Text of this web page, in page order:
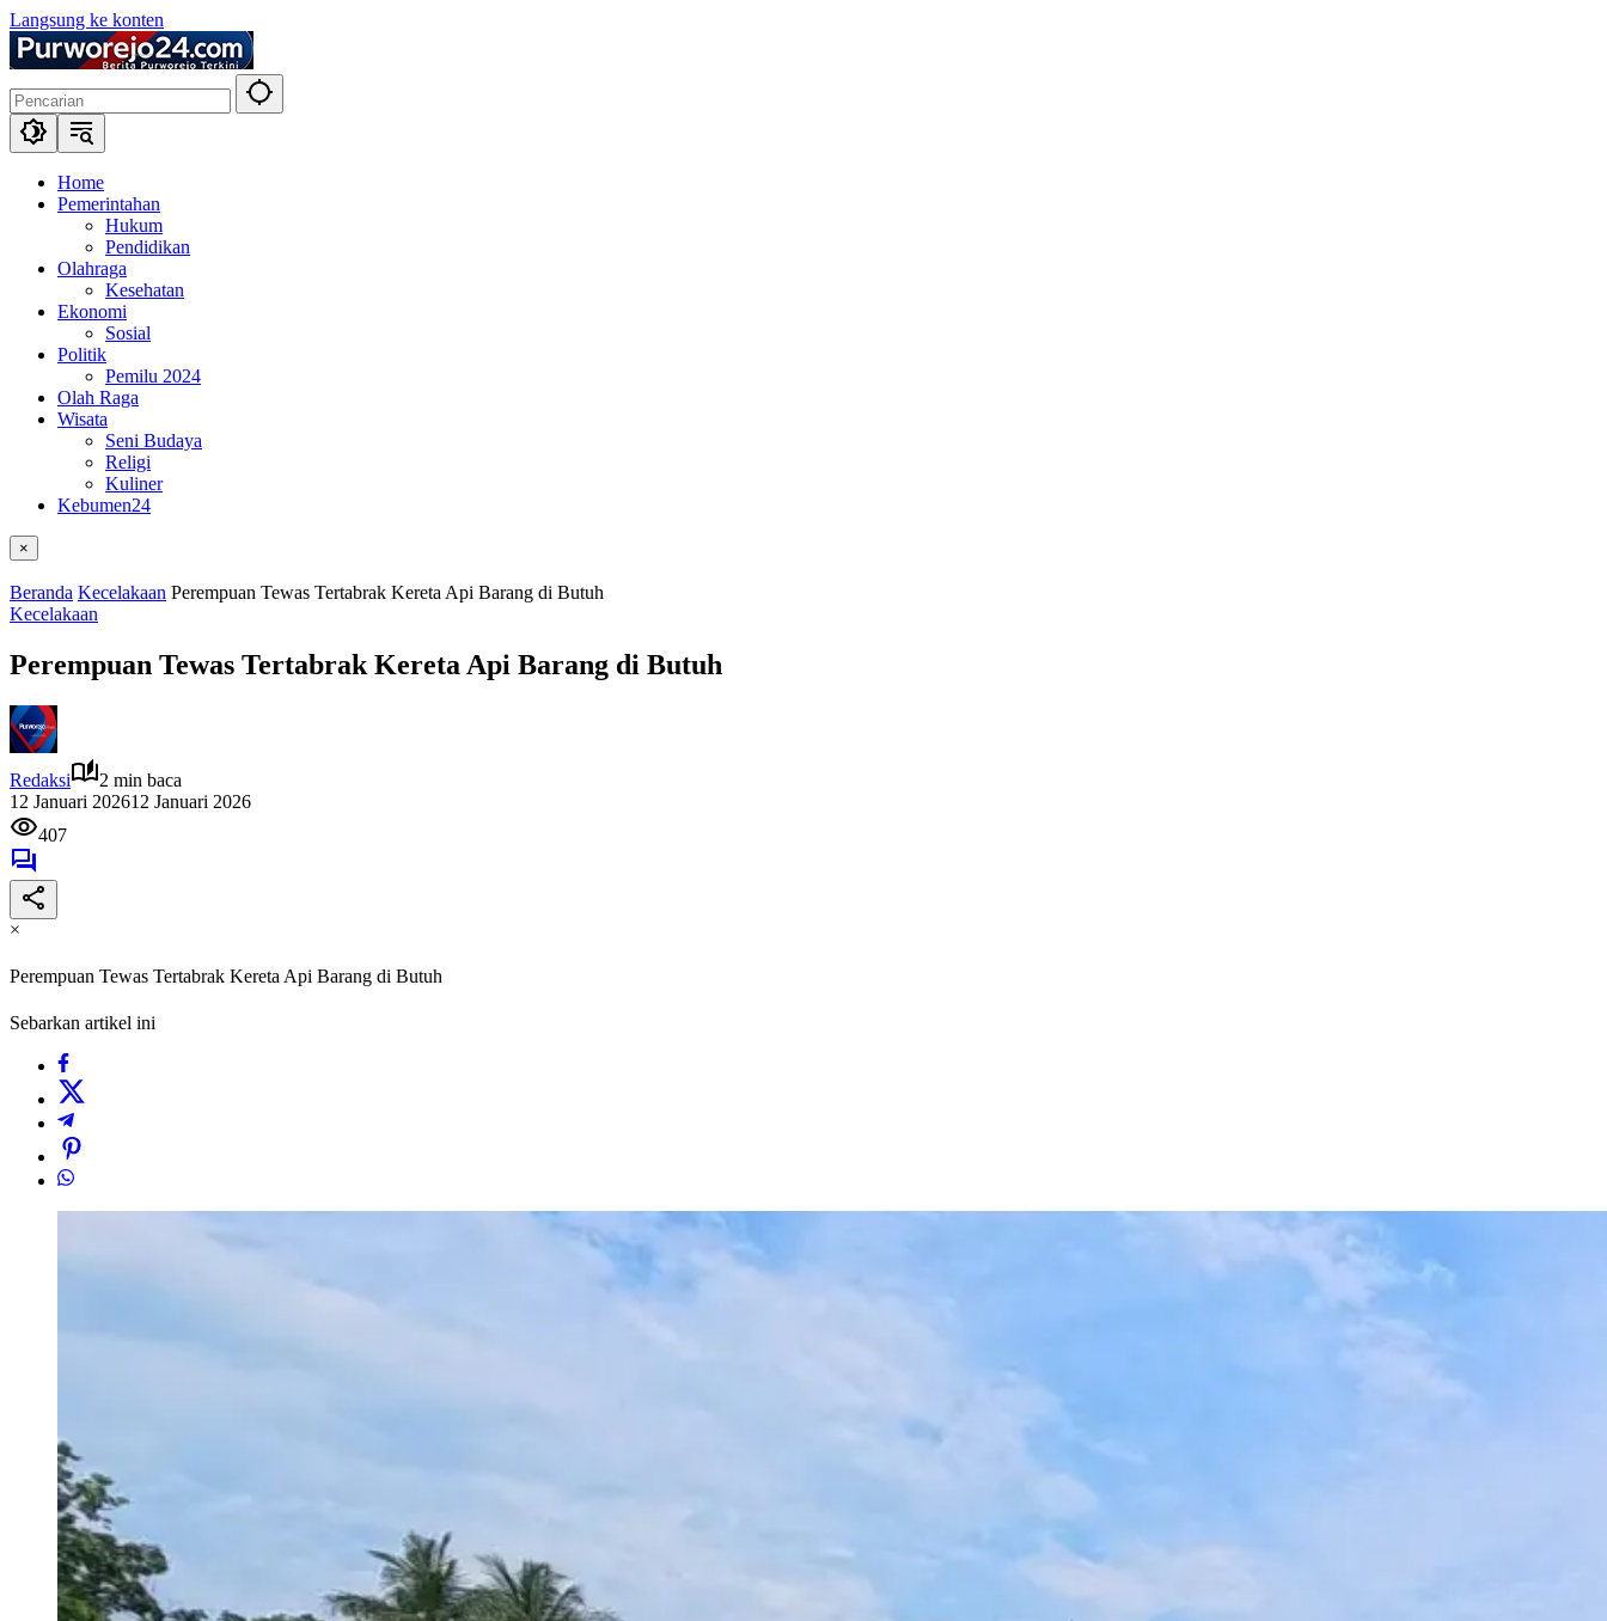
Langsung ke konten
Home
Pemerintahan
Hukum
Pendidikan
Olahraga
Kesehatan
Ekonomi
Sosial
Politik
Pemilu 2024
Olah Raga
Wisata
Seni Budaya
Religi
Kuliner
Kebumen24
×
Beranda Kecelakaan Perempuan Tewas Tertabrak Kereta Api Barang di Butuh
Kecelakaan
Perempuan Tewas Tertabrak Kereta Api Barang di Butuh
Redaksi
2 min baca
12 Januari 202612 Januari 2026
407
×
Perempuan Tewas Tertabrak Kereta Api Barang di Butuh
Sebarkan artikel ini